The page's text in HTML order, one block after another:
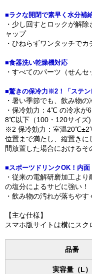
■ラクな開閉で素早く水分補
・少し回すとロックが解
ャップ
・ひねらずワンタッチで
■食器洗い乾燥機対応
・すべてのパーツ（せん
■驚きの保冷力※2！「ステン
・暑い季節でも、飲み物
・保冷効力：4℃ の冷水が
8℃以下（100・120サイズ)
※2 保冷効力：室温
位置まで満たし、縦置き
間放置した場合におけるそ
■スポーツドリンクOK！内面
・従来の電解研磨加工よ
の塩分によるサビに強い！
・飲み物の汚れが落ちやす
【主な仕様】
スマホ版サイトは横にスク
品番
実容量（L）